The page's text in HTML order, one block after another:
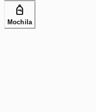
personal_bag
Mochila